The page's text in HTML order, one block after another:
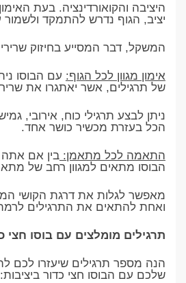
היציבה והקואורדינציה. בעת
יציב, הגוף נדרש להתמקד ולשמור
המשקל, דבר המסייע בחיזוק
אימון מגוון לכל הגוף: עם הבוסו
של תרגילים, אשר יאתגרו את
ניתן לבצע תרגילי כוח, אירובי,
הכל בעזרת מכשיר כושר אחד.
התאמה לכל מתאמן:בין אם
הבוסו מתאים למגוון רחב של
מאפשר לגלות את דרגת הקושי
ואחת להתאים את התרגילים
תרגילים מומלצים עם בוסו חצי
הנה מספר תרגילים שיעזרו לכם
שלכם עם הבוסו חצי כדור ביציבות: